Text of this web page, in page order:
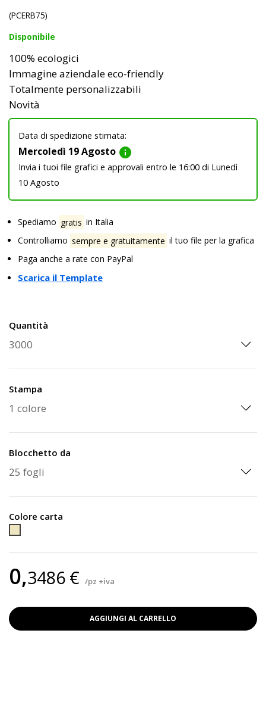
(PCERB75)
Disponibile
100% ecologici
Immagine aziendale eco-friendly
Totalmente personalizzabili
Novità
Data di spedizione stimata:
Mercoledì 19 Agosto info
Invia i tuoi file grafici e approvali entro le 16:00 di Lunedì
10 Agosto
Spediamo gratis in Italia
Controlliamo sempre e gratuitamente il tuo file per la grafica
Paga anche a rate con PayPal
Scarica il Template
Quantità
Stampa
Blocchetto da
Colore carta
Carta
0,3486 € /pz +iva
AGGIUNGI AL CARRELLO